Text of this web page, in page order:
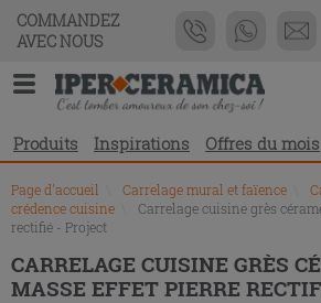
COMMANDEZ
AVEC NOUS
Produits Inspirations Offres du mois
Page d'accueil Carrelage mural et faïence
crédence cuisine
Carrelage cuisine grès
rectifié - Project
CARRELAGE CUISINE GRÈS
MASSE EFFET PIERRE
Liste
des